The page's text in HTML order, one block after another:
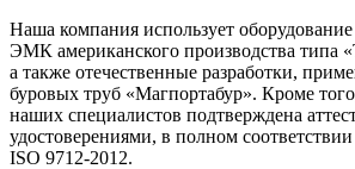
Наша компания использует
ЭМК американского производства типа
а также отечественные разработки,
буровых труб «Магпортабур». Кроме
наших специалистов подтверждена
удостоверениями, в полном
ISO 9712-2012.